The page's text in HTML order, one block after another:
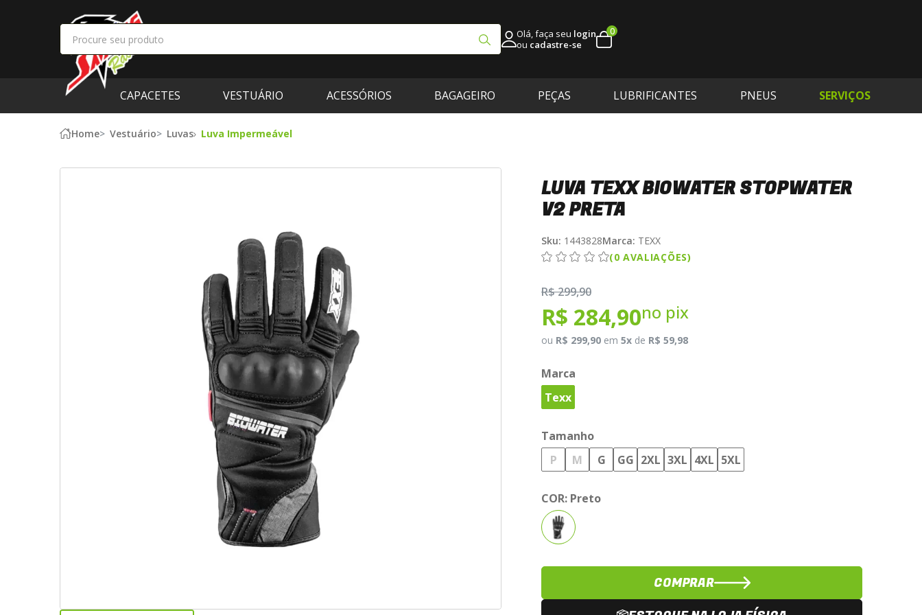
Olá, faça seu login
ou cadastre-se
0
CAPACETES VESTUÁRIO ACESSÓRIOS BAGAGEIRO PEÇAS LUBRIFICANTES PNEUS SERVIÇOS
Home Vestuário Luvas Luva Impermeável
LUVA TEXX BIOWATER STOPWATER
V2 PRETA
Sku: 1443828Marca: TEXX
(0 AVALIAÇÕES)
R$ 299,90
R$ 284,90no pix
ou R$ 299,90 em5x de R$ 59,98
Marca
Texx
Tamanho
P
M G GG 2XL 3XL 4XL 5XL
COR: Preto
COMPRAR